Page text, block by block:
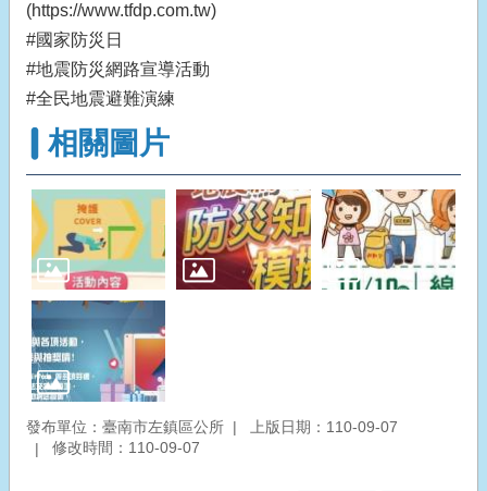
(https://www.tfdp.com.tw)
#國家防災日
#地震防災網路宣導活動
#全民地震避難演練
相關圖片
發布單位：臺南市左鎮區公所
上版日期：110-09-07
修改時間：110-09-07